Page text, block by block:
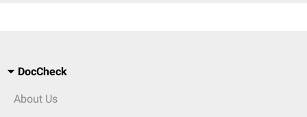
DocCheck
About Us